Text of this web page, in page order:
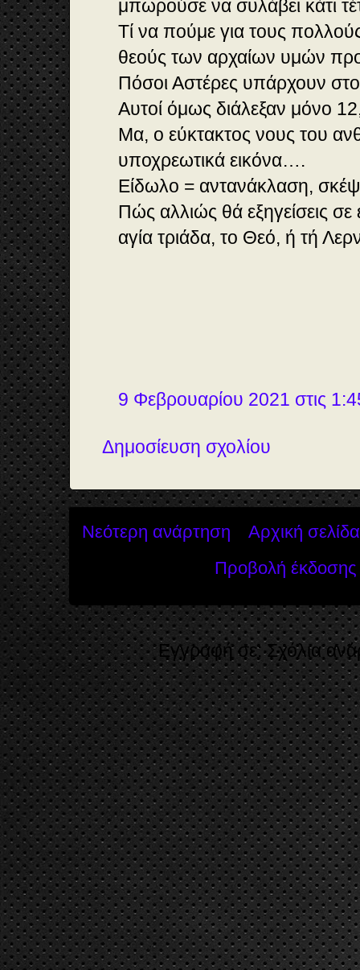
μπωρούσε να συλάβει κάτι
Τί να πούμε για τους
θεούς των αρχαίων υμών
Πόσοι Αστέρες υπάρχουν
Αυτοί όμως διάλεξαν μόνο
Μα, ο εύκτακτος νους του
υποχρεωτικά εικόνα….
Είδωλο = αντανάκλαση,
Πώς αλλιώς θά εξηγείσεις
αγία τριάδα, το Θεό, ή τή
9 Φεβρουαρίου 2021 στις
Δημοσίευση σχολίου
Νεότερη ανάρτηση
Αρχική σελίδα
Προβολή έκδοσης
Εγγραφή σε:Σχόλια